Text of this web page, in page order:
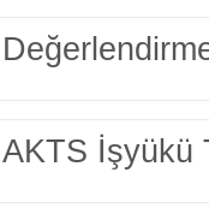
AKTS İşyükü